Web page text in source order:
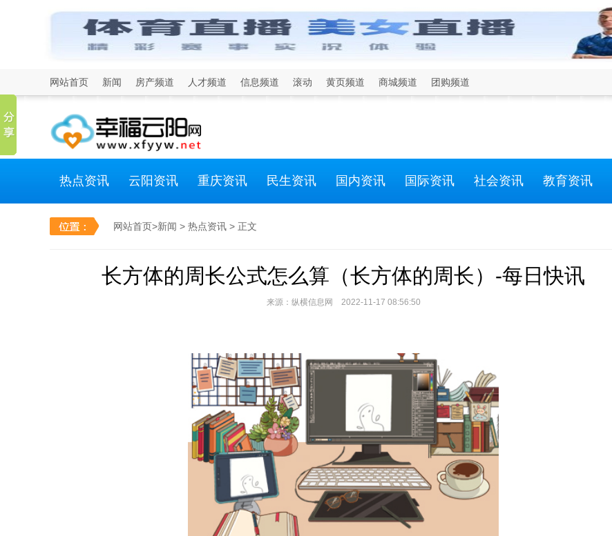
网站首页 新闻 房产频道 人才频道 信息频道 滚动 黄页频道 商城频道 团购频道
热点资讯 云阳资讯 重庆资讯 民生资讯 国内资讯 国际资讯 社会资讯 教育资讯
网站首页>新闻 > 热点资讯 > 正文
长方体的周长公式怎么算（长方体的周长）-每日快讯
来源：纵横信息网 2022-11-17 08:56:50